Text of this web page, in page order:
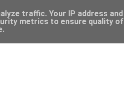
traffic. Your IP address and
metrics to ensure quality of